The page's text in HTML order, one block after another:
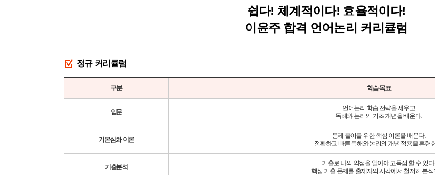
쉽다! 체계적이다! 효율적이다!
이윤주 합격 언어논리 커리큘럼
정규 커리큘럼
구분 학습목표
입문
언어논리 학습 전략을 세우고
독해와 논리의 기초 개념을 배운다.
기본심화 이론
문제 풀이를 위한 핵심 이론을 배운다.
정확하고 빠른 독해와 논리의 개념 적용을 훈련
기출분석
기출로 나의 약점을 알아야 고득점 할 수 있다.
핵심 기출 문제를 출제자의 시각에서 철저히 분석